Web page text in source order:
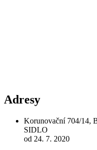
Adresy
Korunovační 704/14,
SIDLO
od 24. 7. 2020